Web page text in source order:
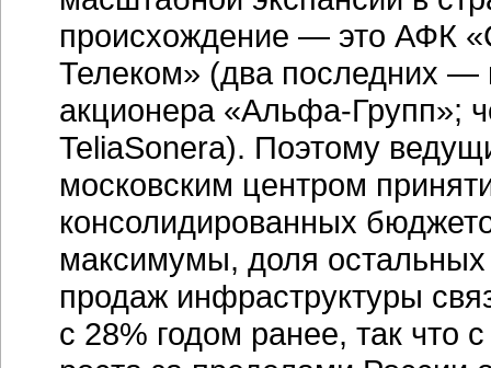
происхождение — это АФК
Телеком» (два последних —
акционера «Альфа-Групп»;
TeliaSonera). Поэтому
московским центром
консолидированных
максимумы, доля
продаж инфраструктуры
с 28% годом ранее, так что